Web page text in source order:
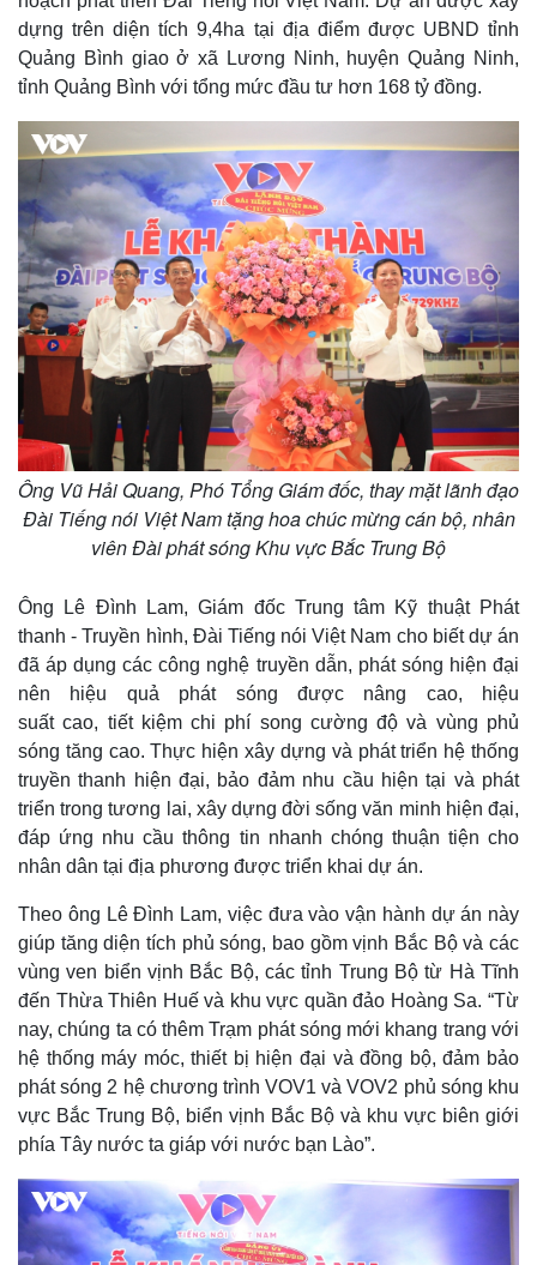
Infographic
Kinh tế
Bất động sản
Khởi nghiệp
Thị trường
Giá vàng
Tiêu dùng
Chứng khoán
dựng trên diện tích 9,4ha tại địa điểm được UBND tỉnh
Quảng Bình giao ở xã Lương Ninh, huyện Quảng Ninh,
tỉnh Quảng Bình với tổng mức đầu tư hơn 168 tỷ đồng.
Ông Vũ Hải Quang, Phó Tổng Giám đốc, thay mặt lãnh đạo
Đài Tiếng nói Việt Nam tặng hoa chúc mừng cán bộ, nhân
viên Đài phát sóng Khu vực Bắc Trung Bộ
Ông Lê Đình Lam, Giám đốc Trung tâm Kỹ thuật Phát
thanh - Truyền hình, Đài Tiếng nói Việt Nam cho biết dự án
đã áp dụng các công nghệ truyền dẫn, phát sóng hiện đại
nên hiệu quả phát sóng được nâng cao, hiệu
suất cao, tiết kiệm chi phí song cường độ và vùng phủ
sóng tăng cao. Thực hiện xây dựng và phát triển hệ thống
truyền thanh hiện đại, bảo đảm nhu cầu hiện tại và phát
triển trong tương lai, xây dựng đời sống văn minh hiện đại,
đáp ứng nhu cầu thông tin nhanh chóng thuận tiện cho
nhân dân tại địa phương được triển khai dự án.
Theo ông Lê Đình Lam, việc đưa vào vận hành dự án này
giúp tăng diện tích phủ sóng, bao gồm vịnh Bắc Bộ và các
vùng ven biển vịnh Bắc Bộ, các tỉnh Trung Bộ từ Hà Tĩnh
đến Thừa Thiên Huế và khu vực quần đảo Hoàng Sa. “Từ
nay, chúng ta có thêm Trạm phát sóng mới khang trang với
hệ thống máy móc, thiết bị hiện đại và đồng bộ, đảm bảo
phát sóng 2 hệ chương trình VOV1 và VOV2 phủ sóng khu
vực Bắc Trung Bộ, biển vịnh Bắc Bộ và khu vực biên giới
phía Tây nước ta giáp với nước bạn Lào”.